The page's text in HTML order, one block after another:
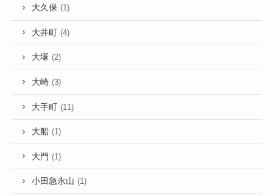
大久保 (1)
大井町 (4)
大塚 (2)
大崎 (3)
大手町 (11)
大船 (1)
大門 (1)
小田急永山 (1)